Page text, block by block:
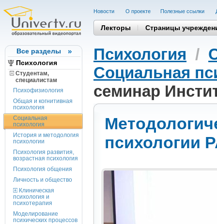
Все разделы
Психология
Студентам,
cпециалистам
Психофизиология
Общая и когнитивная
психология
Социальная
психология
История и методология
психологии
Психология развития,
возрастная психология
Психология общения
Личность и общество
Клиническая
психология и
психотерапия
Моделирование
психических процессов
Новости О проекте Полезные cсылки
Лекторы Страницы
Психология /
Социальная
семинар
психологии